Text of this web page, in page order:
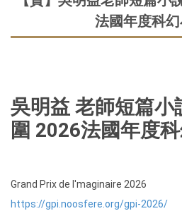
法國年度科
吳明益 老師短篇小
圍 2026法國年度
Grand Prix de I'maginaire 2026
https://gpi.noosfere.org/gpi-2026/